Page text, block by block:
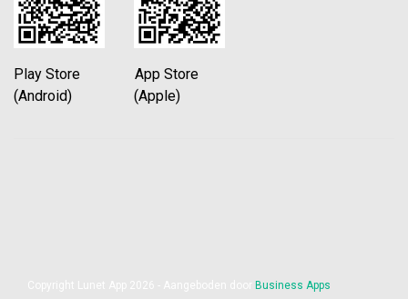
Play Store App Store
(Android) (Apple)
Business Apps